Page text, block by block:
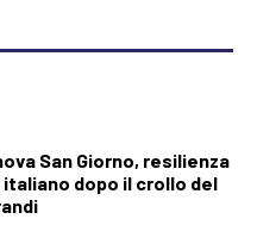
San Giorno, resilienza
dopo il crollo del